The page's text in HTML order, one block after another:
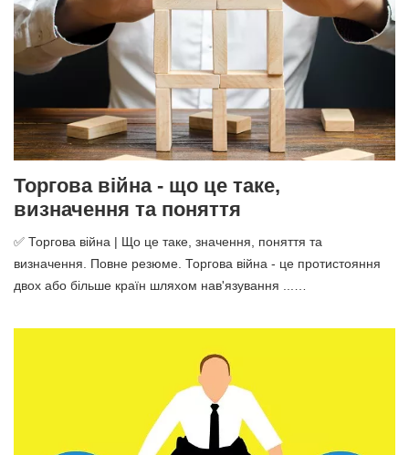
Торгова війна - що це таке,
визначення та поняття
✅ Торгова війна | Що це таке, значення, поняття та
визначення. Повне резюме. Торгова війна - це протистояння
двох або більше країн шляхом нав'язування ...…